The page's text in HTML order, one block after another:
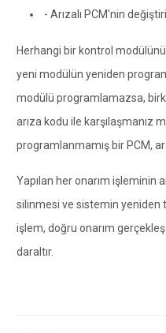
- Arızalı PCM'nin
Herhangi bir kontrol
yeni modülün yeniden
modülü programlamazsa,
arıza kodu ile karşılaşmanız
programlanmamış bir PCM,
Yapılan her onarım işleminin
silinmesi ve sistemin yeniden
işlem, doğru onarım
daraltır.